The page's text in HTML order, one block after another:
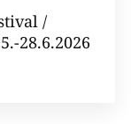
/
28.6.2026